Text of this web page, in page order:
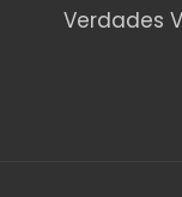
Verdades